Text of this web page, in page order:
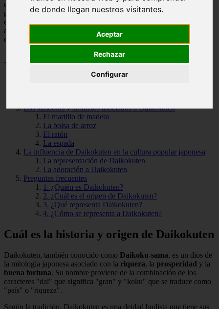
de donde llegan nuestros visitantes.
Aceptar
Rechazar
Configurar
como el
martillo mágico
, y cómo se utilizan
para atraer la riqueza y la prosperidad en la vida cotidiana. Además,
examinaremos algunas historias y leyendas famosas que involucran
a Daikokuten y cómo este dios ha dejado una huella duradera en la
cultura y la tradición japonesa.
Tabla de Contenido
Los símbolos y amuletos asociados a Daikokuten
El martillo de madera
La bolsa de arroz
El ratón
La espada
La influencia de Daikokuten en la cultura popular japonesa
La representación de Daikokuten
La adoración a Daikokuten
Preguntas frecuentes
1. ¿Quién es Daikokuten?
2. ¿Cuál es el origen de Daikokuten?
3. ¿Qué representa Daikokuten?
4. ¿Cómo se representa a Daikokuten?
Cuál es la historia y origen de Daikokuten
Daikokuten, también conocido como Daikoku-sama, es un dios de
la mitología japonesa asociado con la riqueza, la prosperidad y la
buena fortuna. Su nombre proviene de la combinación de los
caracteres "dai" que significa "gran" y "koku" que se traduce como
"país" o "riqueza".
Según la tradición, Daikokuten es una deidad budista que tiene sus